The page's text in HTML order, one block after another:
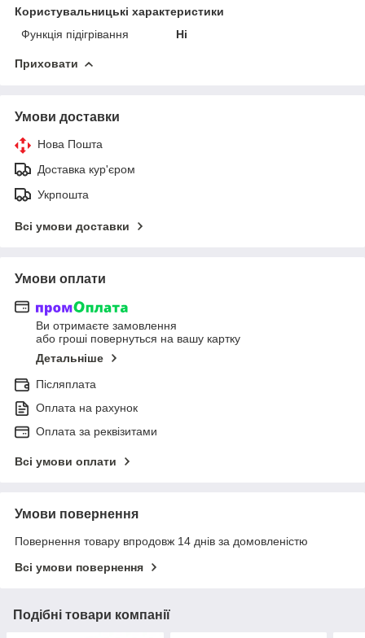
Користувальницькі характеристики
Функція підігрівання
Ні
Приховати
Умови доставки
Нова Пошта
Доставка кур'єром
Укрпошта
Всі умови доставки
Умови оплати
Ви отримаєте замовлення
або гроші повернуться на вашу картку
Детальніше
Післяплата
Оплата на рахунок
Оплата за реквізитами
Всі умови оплати
Умови повернення
Повернення товару впродовж 14 днів за домовленістю
Всі умови повернення
Подібні товари компанії